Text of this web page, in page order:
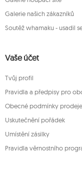
Galerie našich zákazníků
Soutěž whamaku - usadil
Vaše účet
Tvůj profil
Pravidla a předpisy pro
Obecné podmínky prodeje
Uskutečnění pořádek
Umístění zásilky
Pravidla věrnostního